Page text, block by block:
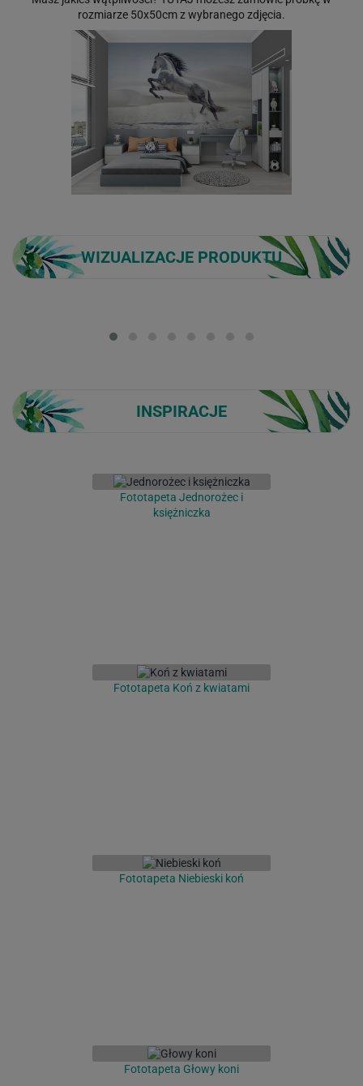
rozmiarze 50x50cm z wybranego zdjęcia.
WIZUALIZACJE PRODUKTU
INSPIRACJE
Fototapeta Jednorożec i
księżniczka
Fototapeta Koń z kwiatami
Fototapeta Niebieski koń
Fototapeta Głowy koni